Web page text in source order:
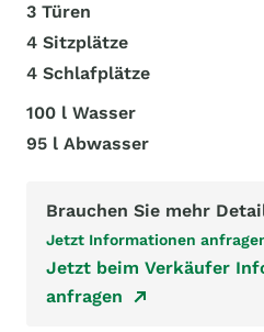
3 Türen
4 Sitzplätze
4 Schlafplätze
100 l Wasser
95 l Abwasser
Brauchen Sie mehr
Jetzt Informationen
Jetzt beim Verkäufer
anfragen